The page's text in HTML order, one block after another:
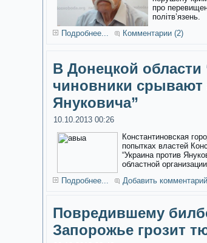
про
політв’язень.
Подробнее...
Комментарии (2)
В Донецкой
чиновники срывают
Януковича”
10.10.2013 00:26
Константиновская
попытках властей
“Украина против
областной
Подробнее...
Добавить комментарий
Повредившему
Запорожье грозит